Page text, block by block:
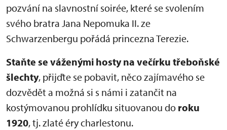
pozvání na slavnostní soirée, které se svolením
svého bratra Jana Nepomuka II. ze
Schwarzenbergu pořádá princezna Terezie.
Staňte se váženými hosty na večírku třeboňské
šlechty, přijďte se pobavit, něco zajímavého se
dozvědět a možná si s námi i zatančit na
kostýmovanou prohlídku situovanou do roku
1920, tj. zlaté éry charlestonu.